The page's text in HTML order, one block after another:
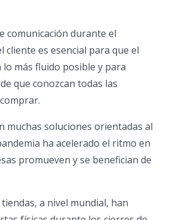
comunicación durante el
cliente es esencial para que el
lo más fluido posible y para
que conozcan todas las
muchas soluciones orientadas al
ha acelerado el ritmo en
promueven y se benefician de
a nivel mundial, han